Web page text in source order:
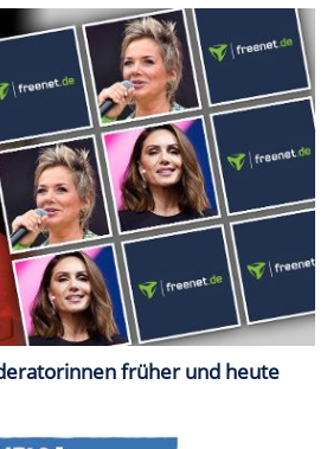
früher und heute